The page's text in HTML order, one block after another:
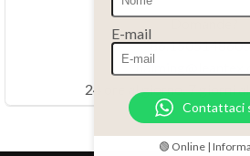
Domande?
24 ore al giorno, 7 giorni
E-mail
Contattaci
🟢 Online |
Français
Português do Brasil